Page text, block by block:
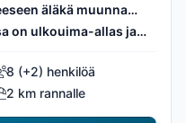
äläkä muunna
vain teksti, joka on
numero sellaisenaan.
on ulkouima-allas ja
8 (+2) henkilöä
2 km rannalle